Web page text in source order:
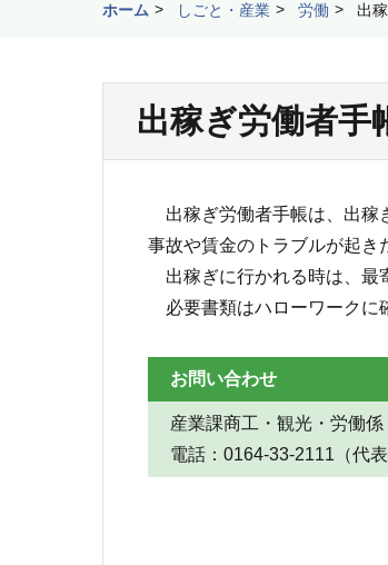
ホーム しごと・産業 労働 出
出稼ぎ労働者手
出稼ぎ労働者手帳は、出稼
事故や賃金のトラブルが起き
出稼ぎに行かれる時は、最
必要書類はハローワークに
お問い合わせ
産業課商工・観光・労働係
電話：0164-33-2111（代表